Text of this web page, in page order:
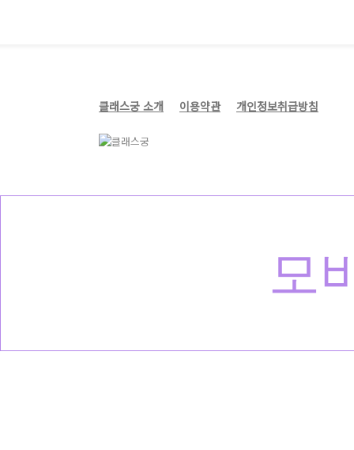
클래스궁 소개 이용약관 개인정보취급방침
모